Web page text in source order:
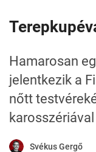
Hamarosan
jelentkezik a
nőtt
Svékus Gergő